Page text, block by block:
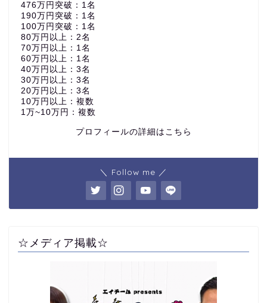
476万円突破：1名
190万円突破：1名
100万円突破：1名
80万円以上：2名
70万円以上：1名
60万円以上：1名
40万円以上：3名
30万円以上：3名
20万円以上：3名
10万円以上：複数
1万~10万円：複数
プロフィールの詳細はこちら
＼ Follow me ／
☆メディア掲載☆